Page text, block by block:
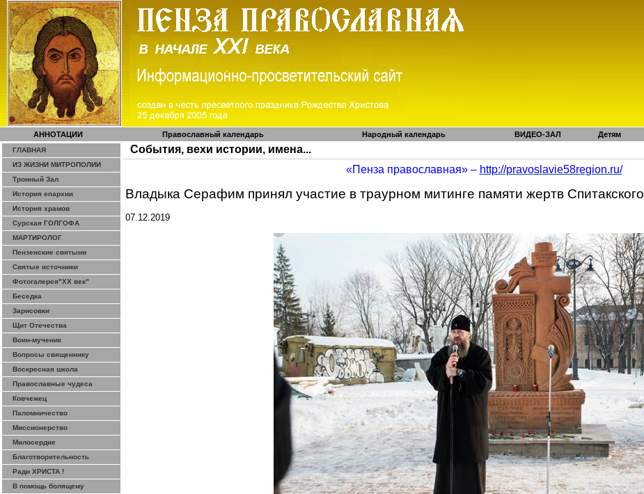
АННОТАЦИИ Православный календарь Народный календарь ВИДЕО-ЗАЛ Детям
ГЛАВНАЯ
ИЗ ЖИЗНИ МИТРОПОЛИИ
Тронный Зал
История епархии
История храмов
Сурская ГОЛГОФА
МАРТИРОЛОГ
Пензенские святыни
Святые источники
Фотогалерея"ХХ век"
Беседка
Зарисовки
Щит Отечества
Воин-мученик
Вопросы священнику
Воскресная школа
Православные чудеса
Ковчежец
Паломничество
Миссионерство
Милосердие
Благотворительность
Ради ХРИСТА !
В помощь болящему
События, вехи истории, имена...
«Пенза православная» – http://pravoslavie58region.ru/
Владыка Серафим принял участие в траурном митинге памяти жертв Спитакского
07.12.2019